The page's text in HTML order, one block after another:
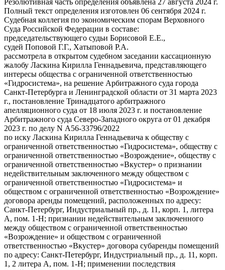
Полный текст определения изготовлен 06 сентября 2024 г.
Судебная коллегия по экономическим спорам Верховного
Суда Российской Федерации в составе:
председательствующего судьи Борисовой Е.Е.,
судей Поповой Г.Г., Хатыповой Р.А.
рассмотрела в открытом судебном заседании кассационную
жалобу Ласкина Кирилла Геннадьевича, представляющего
интересы общества с ограниченной ответственностью
«Гидросистема», на решение Арбитражного суда города
Санкт-Петербурга и Ленинградской области от 31 марта 2023
г., постановление Тринадцатого арбитражного
апелляционного суда от 18 июля 2023 г. и постановление
Арбитражного суда Северо-Западного округа от 01 декабря
2023 г. по делу N А56-33796/2022
по иску Ласкина Кирилла Геннадьевича к обществу с
ограниченной ответственностью «Гидросистема», обществу с
ограниченной ответственностью «Возрождение», обществу с
ограниченной ответственностью «Вкустер» о признании
недействительным заключенного между обществом с
ограниченной ответственностью «Гидросистема» и
обществом с ограниченной ответственностью «Возрождение»
договора аренды помещений, расположенных по адресу:
Санкт-Петербург, Индустриальный пр., д. 11, корп. 1, литера
А, пом. 1-Н; признании недействительным заключенного
между обществом с ограниченной ответственностью
«Возрождение» и обществом с ограниченной
ответственностью «Вкустер» договора субаренды помещений
по адресу: Санкт-Петербург, Индустриальный пр., д. 11, корп.
1, 2 литера А, пом. 1-Н; применении последствия